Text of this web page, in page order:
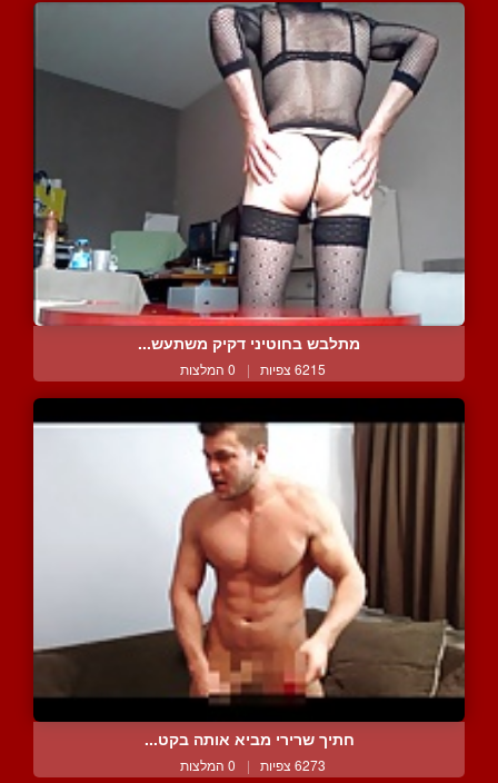
מתלבש בחוטיני דקיק משתעש...
6215 צפיות | 0 המלצות
חתיך שרירי מביא אותה בקט...
6273 צפיות | 0 המלצות